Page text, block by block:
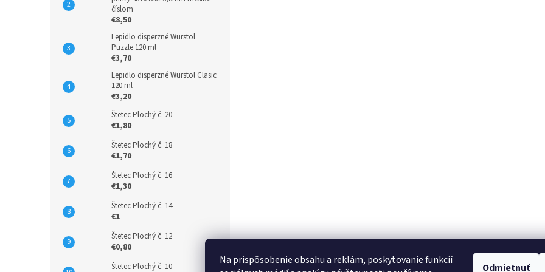
Na prispôsobenie obsahu a reklám, poskytovanie funkcií
Odmietnuť
číslom
€8,50
Lepidlo disperzné Wurstol
Puzzle 120 ml
€3,70
Lepidlo disperzné Wurstol Clasic
120 ml
€3,20
Štetec Plochý č. 20
€1,80
Štetec Plochý č. 18
€1,70
Štetec Plochý č. 16
€1,30
Štetec Plochý č. 14
€1
Štetec Plochý č. 12
€0,80
Štetec Plochý č. 10